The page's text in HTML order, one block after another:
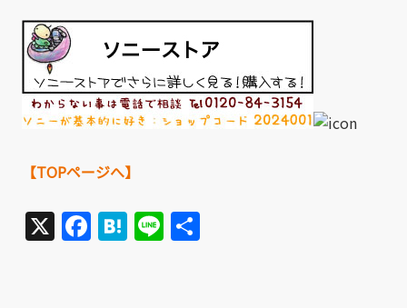
【TOPページへ】
X Facebook
Hatena
Line